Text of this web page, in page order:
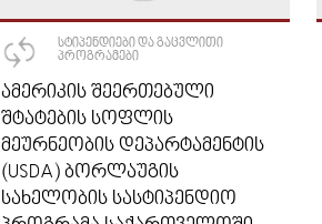
ᲡᲢᲘᲞᲔᲜᲓᲘᲔᲑᲘ ᲓᲐ ᲒᲐᲪᲕᲚᲘᲗᲘ
ᲞᲠᲝᲒᲠᲐᲛᲔᲑᲘ
ᲐᲛᲔᲠᲘᲙᲘᲡ ᲨᲔᲔᲠᲗᲔᲑᲣᲚᲘ
ᲨᲢᲐᲢᲔᲑᲘᲡ ᲡᲝᲤᲚᲘᲡ
ᲛᲔᲣᲠᲜᲔᲝᲑᲘᲡ ᲓᲔᲞᲐᲠᲢᲐᲛᲔᲜᲢᲘᲡ
(USDA) ᲑᲝᲠᲚᲐᲣᲒᲘᲡ
ᲡᲐᲮᲔᲚᲝᲑᲘᲡ ᲡᲐᲡᲢᲘᲞᲔᲜᲓᲘᲝ